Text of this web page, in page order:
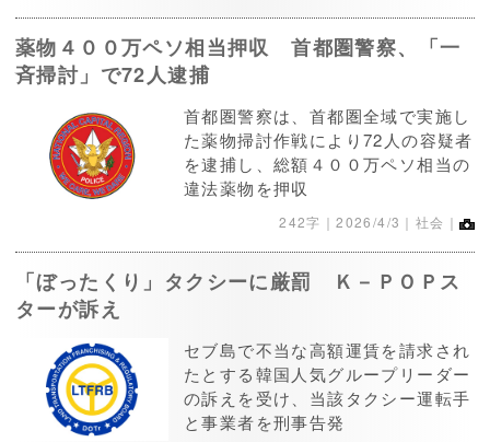
薬物４００万ペソ相当押収 首都圏警察、「一
斉掃討」で72人逮捕
首都圏警察は、首都圏全域で実施し
た薬物掃討作戦により72人の容疑者
を逮捕し、総額４００万ペソ相当の
違法薬物を押収
242字｜2026/4/3 ｜社会｜
「ぼったくり」タクシーに厳罰 Ｋ－ＰＯＰス
ターが訴え
セブ島で不当な高額運賃を請求され
たとする韓国人気グループリーダー
の訴えを受け、当該タクシー運転手
と事業者を刑事告発